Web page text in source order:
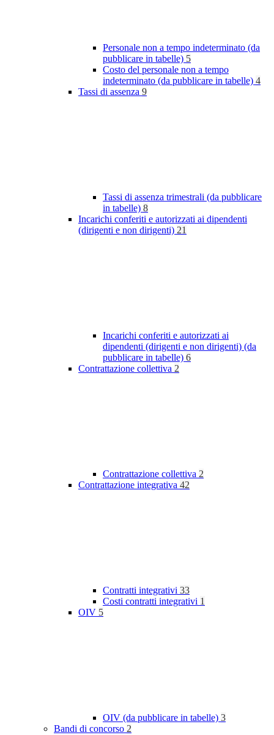
Personale non a tempo indeterminato (da
pubblicare in tabelle) 5
Costo del personale non a tempo
indeterminato (da pubblicare in tabelle) 4
Tassi di assenza 9
Tassi di assenza trimestrali (da pubblicare
in tabelle) 8
Incarichi conferiti e autorizzati ai dipendenti
(dirigenti e non dirigenti) 21
Incarichi conferiti e autorizzati ai
dipendenti (dirigenti e non dirigenti) (da
pubblicare in tabelle) 6
Contrattazione collettiva 2
Contrattazione collettiva 2
Contrattazione integrativa 42
Contratti integrativi 33
Costi contratti integrativi 1
OIV 5
OIV (da pubblicare in tabelle) 3
Bandi di concorso 2